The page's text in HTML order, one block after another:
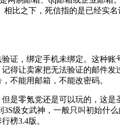
比之下，死信指的是已经实
证，绑定手机未绑定。这种账
得让卖家把无法验证的邮件
不能用邮箱，不能改密码。
是零氪党还是可以玩的，这
级女武神，一般只叫初始什
榜3.4版。